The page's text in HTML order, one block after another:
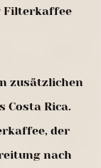
Filterkaffee
zusätzlichen
Costa Rica.
der
nach